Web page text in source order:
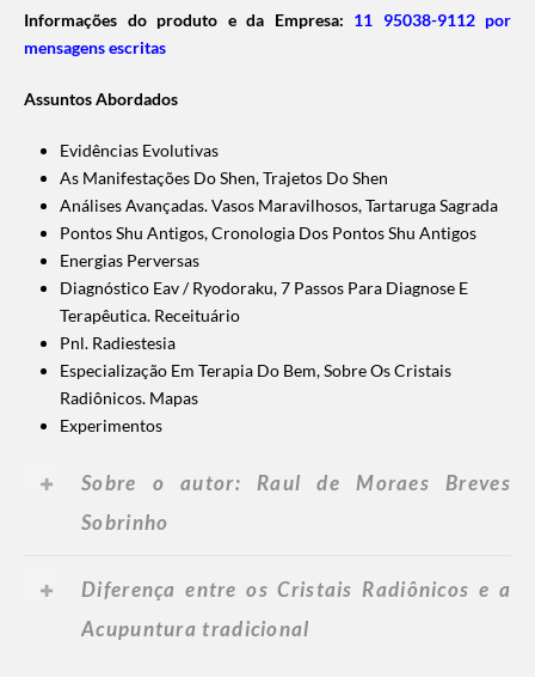
Informações do produto e da Empresa: 11 95038-9112 por
mensagens escritas
Assuntos Abordados
Evidências Evolutivas
As Manifestações Do Shen, Trajetos Do Shen
Análises Avançadas. Vasos Maravilhosos, Tartaruga Sagrada
Pontos Shu Antigos, Cronologia Dos Pontos Shu Antigos
Energias Perversas
Diagnóstico Eav / Ryodoraku, 7 Passos Para Diagnose E
Terapêutica. Receituário
Pnl. Radiestesia
Especialização Em Terapia Do Bem, Sobre Os Cristais
Radiônicos. Mapas
Experimentos
Sobre o autor: Raul de Moraes Breves
Sobrinho
Diferença entre os Cristais Radiônicos e a
Acupuntura tradicional